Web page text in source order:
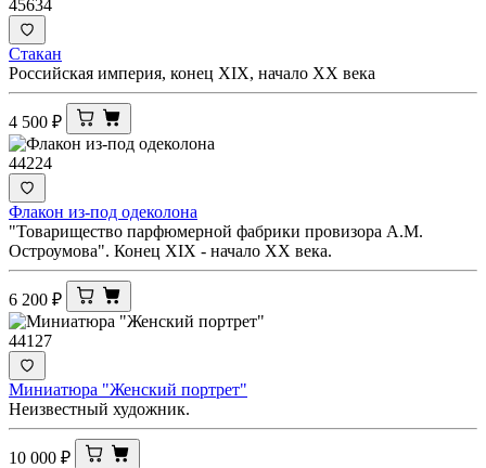
45634
Стакан
Российская империя, конец XIX, начало ХХ века
4 500 ₽
44224
Флакон из-под одеколона
"Товарищество парфюмерной фабрики провизора А.М.
Остроумова". Конец XIX - начало ХХ века.
6 200 ₽
44127
Миниатюра "Женский портрет"
Неизвестный художник.
10 000 ₽